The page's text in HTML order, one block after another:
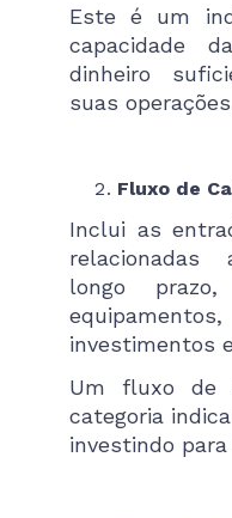
Este é um
capacidade
dinheiro
suas
Fluxo de
Inclui as
longo
investimentos
Um fluxo de
categoria
investindo para